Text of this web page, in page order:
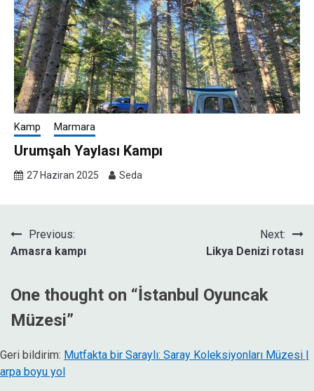
Kamp Marmara
Urumşah Yaylası Kampı
27 Haziran 2025 Seda
Yazı
gezinmesi
Previous:
Amasra kampı
Next:
Likya Denizi rotası
One thought on “İstanbul Oyuncak
Müzesi”
Geri bildirim: Mutfakta bir Saraylı: Saray Koleksiyonları Müzesi |
arpa boyu yol